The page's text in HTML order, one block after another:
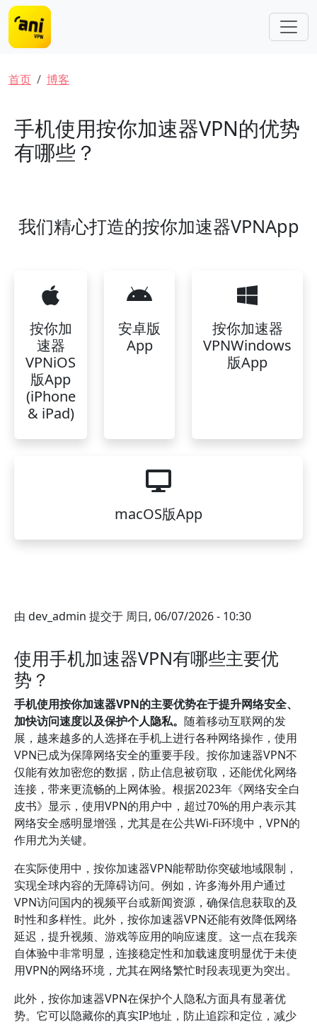
跳转到主要内容
面包屑
首页 博客
手机使用按你加速器VPN的优势
有哪些？
我们精心打造的按你加速器VPNApp
按你加
速器
VPNiOS
版App
(iPhone
& iPad)
安卓版
App
按你加速器
VPNWindows
版App
macOS版App
由 dev_admin 提交于 周日, 06/07/2026 - 10:30
使用手机加速器VPN有哪些主要优
势？
手机使用按你加速器VPN的主要优势在于提升网络安全、
加快访问速度以及保护个人隐私。 随着移动互联网的发
展，越来越多的人选择在手机上进行各种网络操作，使用
VPN已成为保障网络安全的重要手段。按你加速器VPN不
仅能有效加密您的数据，防止信息被窃取，还能优化网络
连接，带来更流畅的上网体验。根据2023年《网络安全白
皮书》显示，使用VPN的用户中，超过70%的用户表示其
网络安全感明显增强，尤其是在公共Wi-Fi环境中，VPN的
作用尤为关键。
在实际使用中，按你加速器VPN能帮助你突破地域限制，
实现全球内容的无障碍访问。例如，许多海外用户通过
VPN访问国内的视频平台或新闻资源，确保信息获取的及
时性和多样性。此外，按你加速器VPN还能有效降低网络
延迟，提升视频、游戏等应用的响应速度。这一点在我亲
自体验中非常明显，连接稳定性和加载速度明显优于未使
用VPN的网络环境，尤其在网络繁忙时段表现更为突出。
此外，按你加速器VPN在保护个人隐私方面具有显著优
势。它可以隐藏你的真实IP地址，防止追踪和定位，减少